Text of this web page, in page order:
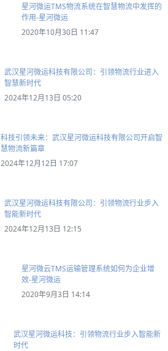
星河微运TMS物流系统在智慧物流中发挥的
作用-星河微运
2020年10月30日 11:47
武汉星河微运科技有限公司：引领物流行业进入
智慧新时代
2024年12月13日 05:20
科技引领未来：武汉星河微运科技有限公司开启智
慧物流新篇章
2024年12月12日 17:07
武汉星河微运科技有限公司：引领物流行业步入
智能新时代
2024年12月13日 12:15
星河微云TMS运输管理系统如何为企业增
效-星河微运
2020年9月3日 14:14
武汉星河微运科技：引领物流行业步入智能新
时代